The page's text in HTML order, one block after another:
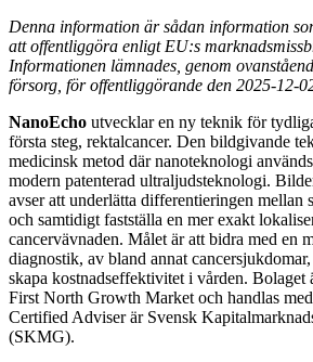
Denna information är sådan information
att offentliggöra enligt EU:s
Informationen lämnades, genom
försorg, för offentliggörande den 2025-12-
NanoEcho utvecklar en ny teknik för
första steg, rektalcancer. Den bildgivande
medicinsk metod där nanoteknologi
modern patenterad ultraljudsteknologi.
avser att underlätta differentieringen mellan
och samtidigt fastställa en mer exakt
cancervävnaden. Målet är att bidra med en
diagnostik, av bland annat
skapa kostnadseffektivitet i vården. Bolaget
First North Growth Market och handlas
Certified Adviser är Svensk
(SKMG).